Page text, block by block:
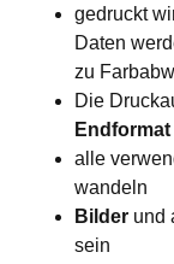
gedruckt
Daten
zu
Die
Endformat
alle
wandeln
Bilder und
sein